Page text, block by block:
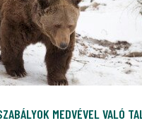
MEDVÉVEL VALÓ